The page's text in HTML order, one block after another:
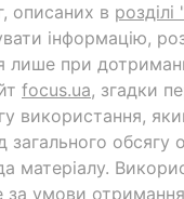
описаних в
інформацію,
лише при
focus.ua, згадки
використання,
обсягу
матеріалу.
умови